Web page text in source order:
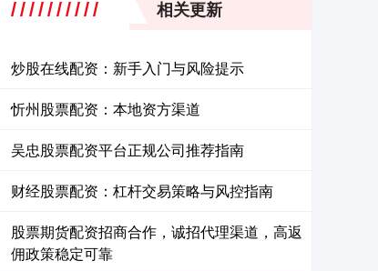
相关更新
炒股在线配资：新手入门与风险提示
忻州股票配资：本地资方渠道
吴忠股票配资平台正规公司推荐指南
财经股票配资：杠杆交易策略与风控指南
股票期货配资招商合作，诚招代理渠道，高返
佣政策稳定可靠